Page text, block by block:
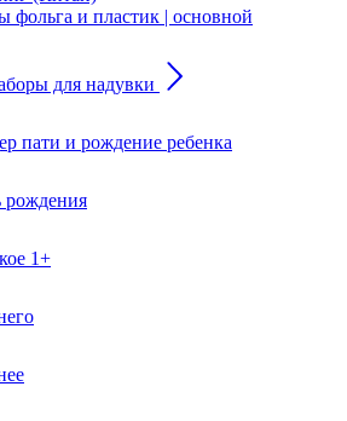
и пластик | основной
для надувки
пати и рождение ребенка
рождения
1+